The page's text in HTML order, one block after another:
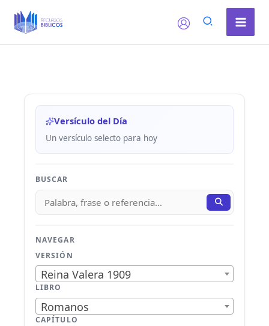
Versículo del Día
Un versículo selecto para hoy
BUSCAR
NAVEGAR
VERSIÓN
Reina Valera 1909
LIBRO
Romanos
CAPÍTULO